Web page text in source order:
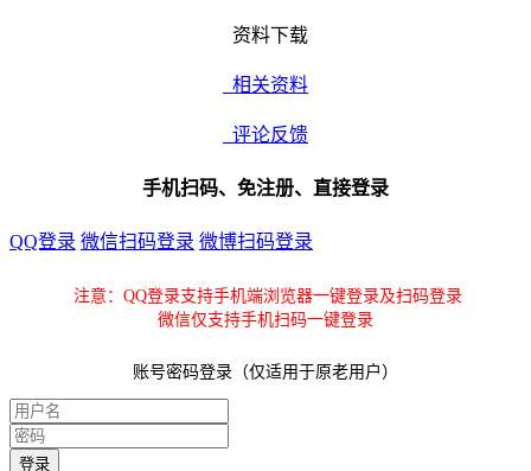
资料下载
相关资料
评论反馈
手机扫码、免注册、直接登录
QQ登录 微信扫码登录 微博扫码登录
注意：QQ登录支持手机端浏览器一键登录及扫码登录
微信仅支持手机扫码一键登录
账号密码登录（仅适用于原老用户）